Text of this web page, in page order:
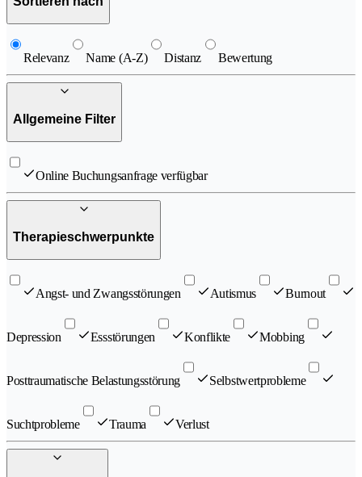
Relevanz Name (A-Z) Distanz Bewertung
Allgemeine Filter
Online Buchungsanfrage verfügbar
Therapieschwerpunkte
Angst- und Zwangsstörungen Autismus Burnout
Depression Essstörungen Konflikte Mobbing
Posttraumatische Belastungsstörung Selbstwertprobleme
Suchtprobleme Trauma Verlust